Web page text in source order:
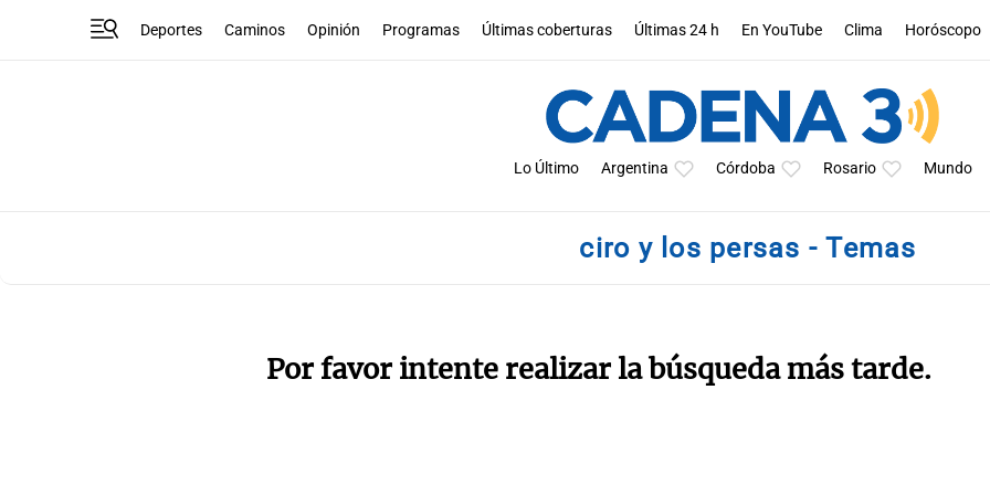
Deportes Caminos Opinión Programas Últimas coberturas Últimas 24 h En YouTube Clima Horóscopo
Lo Último Argentina Córdoba Rosario Mundo
ciro y los persas - Temas
Por favor intente realizar la búsqueda más tarde.